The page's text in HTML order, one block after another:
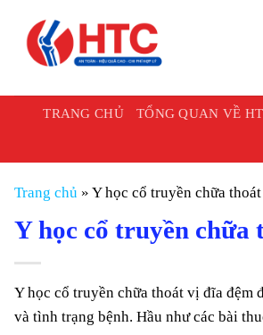
TRANG CHỦ TỔNG QUAN VỀ
Trang chủ » Y học cổ truyền chữa
Y học cổ truyền chữa
Y học cổ truyền chữa thoát vị đĩa đệm
và tình trạng bệnh. Hầu như các bài